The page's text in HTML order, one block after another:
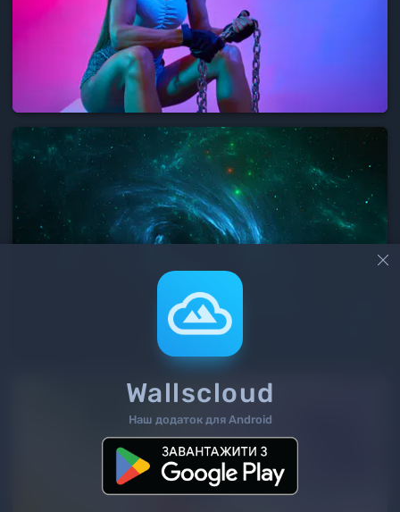
/ 392

Wallscloud
Наш додаток для Android